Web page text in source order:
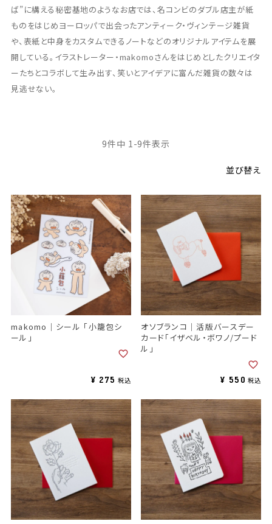
ば”に構える秘密基地のようなお店では、名コンビのダブル店主が紙
ものをはじめヨーロッパで出会ったアンティーク・ヴィンテージ雑貨
や、表紙と中身をカスタムできるノートなどのオリジナルアイテムを展
開している。イラストレーター・makomoさんをはじめとしたクリエイタ
ーたちとコラボして生み出す、笑いとアイデアに富んだ雑貨の数々は
見逃せない。
並び替え
9件中 1 -9件表示
makomo｜シール 「小籠包シ
ール」
¥ 275 税込
オソブランコ｜活版バースデー
カード「イザベル・ボワノ/プード
ル」
¥ 550 税込